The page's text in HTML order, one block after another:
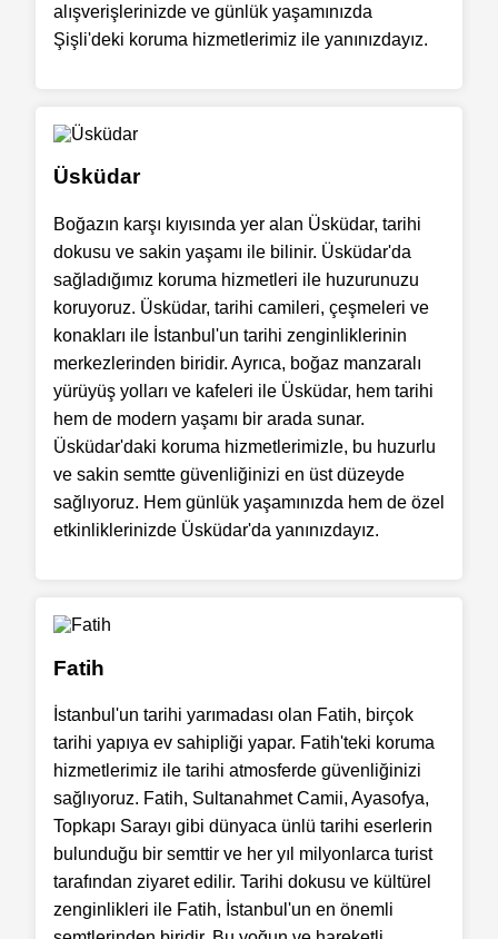
alışverişlerinizde ve günlük yaşamınızda
Şişli'deki koruma hizmetlerimiz ile yanınızdayız.
Üsküdar
Boğazın karşı kıyısında yer alan Üsküdar, tarihi
dokusu ve sakin yaşamı ile bilinir. Üsküdar'da
sağladığımız koruma hizmetleri ile huzurunuzu
koruyoruz. Üsküdar, tarihi camileri, çeşmeleri ve
konakları ile İstanbul'un tarihi zenginliklerinin
merkezlerinden biridir. Ayrıca, boğaz manzaralı
yürüyüş yolları ve kafeleri ile Üsküdar, hem tarihi
hem de modern yaşamı bir arada sunar.
Üsküdar'daki koruma hizmetlerimizle, bu huzurlu
ve sakin semtte güvenliğinizi en üst düzeyde
sağlıyoruz. Hem günlük yaşamınızda hem de özel
etkinliklerinizde Üsküdar'da yanınızdayız.
Fatih
İstanbul'un tarihi yarımadası olan Fatih, birçok
tarihi yapıya ev sahipliği yapar. Fatih'teki koruma
hizmetlerimiz ile tarihi atmosferde güvenliğinizi
sağlıyoruz. Fatih, Sultanahmet Camii, Ayasofya,
Topkapı Sarayı gibi dünyaca ünlü tarihi eserlerin
bulunduğu bir semttir ve her yıl milyonlarca turist
tarafından ziyaret edilir. Tarihi dokusu ve kültürel
zenginlikleri ile Fatih, İstanbul'un en önemli